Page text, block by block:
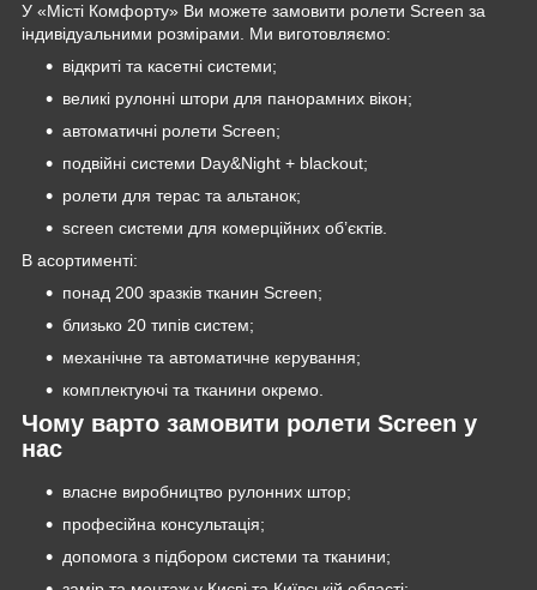
У «Місті Комфорту» Ви можете замовити ролети Screen за
індивідуальними розмірами. Ми виготовляємо:
відкриті та касетні системи;
великі рулонні штори для панорамних вікон;
автоматичні ролети Screen;
подвійні системи Day&Night + blackout;
ролети для терас та альтанок;
screen системи для комерційних об’єктів.
В асортименті:
понад 200 зразків тканин Screen;
близько 20 типів систем;
механічне та автоматичне керування;
комплектуючі та тканини окремо.
Чому варто замовити ролети Screen у
нас
власне виробництво рулонних штор;
професійна консультація;
допомога з підбором системи та тканини;